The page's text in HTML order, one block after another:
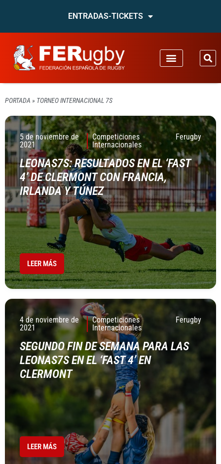
ENTRADAS-TICKETS
PORTADA » TORNEO INTERNACIONAL 7S
5 de noviembre de
2021
Competiciones
Internacionales
Ferugby
LEONAS7S: RESULTADOS EN EL ‘FAST
4’ DE CLERMONT CON FRANCIA,
IRLANDA Y TÚNEZ
LEER MÁS
4 de noviembre de
2021
Competiciones
Internacionales
Ferugby
SEGUNDO FIN DE SEMANA PARA LAS
LEONAS7S EN EL ‘FAST 4’ EN
CLERMONT
LEER MÁS